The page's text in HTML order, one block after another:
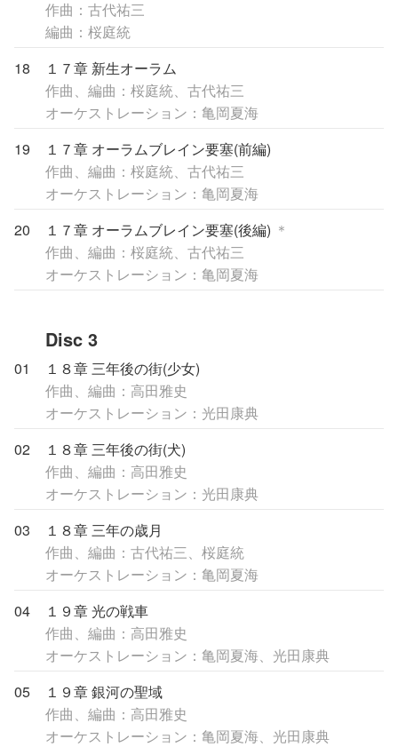
作曲：古代祐三
編曲：桜庭統
18
１７章 新生オーラム
作曲、編曲：桜庭統、古代祐三
オーケストレーション：亀岡夏海
19
１７章 オーラムブレイン要塞(前編)
作曲、編曲：桜庭統、古代祐三
オーケストレーション：亀岡夏海
20
１７章 オーラムブレイン要塞(後編) ＊
作曲、編曲：桜庭統、古代祐三
オーケストレーション：亀岡夏海
Disc 3
01
１８章 三年後の街(少女)
作曲、編曲：高田雅史
オーケストレーション：光田康典
02
１８章 三年後の街(犬)
作曲、編曲：高田雅史
オーケストレーション：光田康典
03
１８章 三年の歳月
作曲、編曲：古代祐三、桜庭統
オーケストレーション：亀岡夏海
04
１９章 光の戦車
作曲、編曲：高田雅史
オーケストレーション：亀岡夏海、光田康典
05
１９章 銀河の聖域
作曲、編曲：高田雅史
オーケストレーション：亀岡夏海、光田康典